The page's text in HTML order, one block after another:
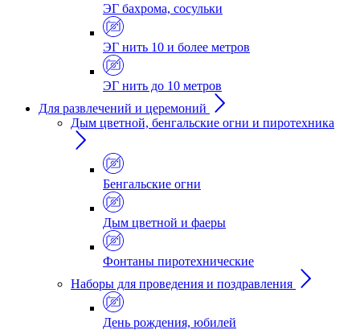
ЭГ бахрома, сосульки
ЭГ нить 10 и более метров
ЭГ нить до 10 метров
Для развлечений и церемоний
Дым цветной, бенгальские огни и пиротехника
Бенгальские огни
Дым цветной и фаеры
Фонтаны пиротехнические
Наборы для проведения и поздравления
День рождения, юбилей